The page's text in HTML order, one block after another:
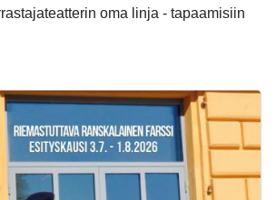
oma linja - tapaamisiin